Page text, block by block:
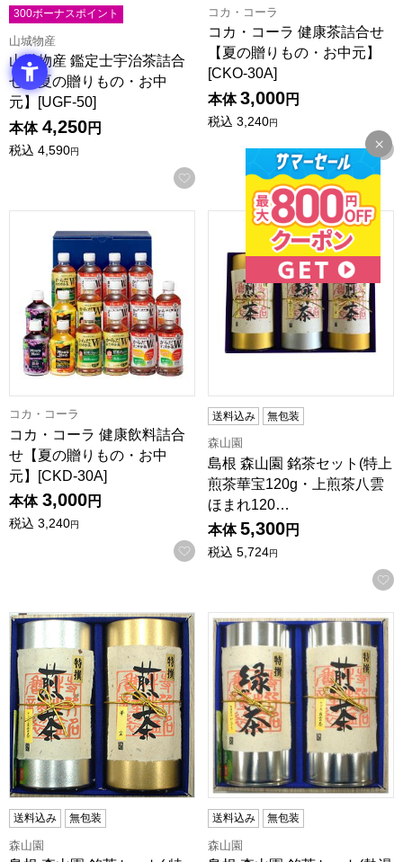
300ボーナスポイント
山城物産
山城物産 鑑定士宇治茶詰合
せ【夏の贈りもの・お中
元】[UGF-50]
本体 4,250円
税込 4,590円
お気に入りに登録する
コカ・コーラ
コカ・コーラ 健康茶詰合せ
【夏の贈りもの・お中元】
[CKO-30A]
本体 3,000円
税込 3,240円
コカ・コーラ 健康飲料詰合せ【夏の贈りもの・お中元】
コカ・コーラ
コカ・コーラ 健康飲料詰合
せ【夏の贈りもの・お中
元】[CKD-30A]
本体 3,000円
税込 3,240円
お気に入りに登録する
島根 森山園 銘茶セット(特
送料込み 無包装
森山園
島根 森山園 銘茶セット(特上
煎茶華宝120g・上煎茶八雲
ほまれ120…
本体 5,300円
税込 5,724円
島根 森山園 銘茶セット( 特上煎茶華宝140g・やぶ北出雲茶
送料込み 無包装
森山園
島根 森山園 銘茶セット(熱
送料込み 無包装
森山園